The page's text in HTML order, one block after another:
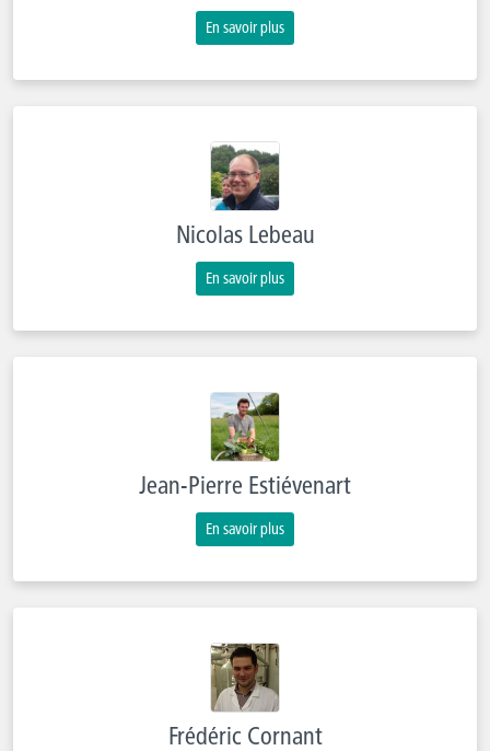
En savoir plus
Nicolas Lebeau
En savoir plus
Jean-Pierre Estiévenart
En savoir plus
Frédéric Cornant